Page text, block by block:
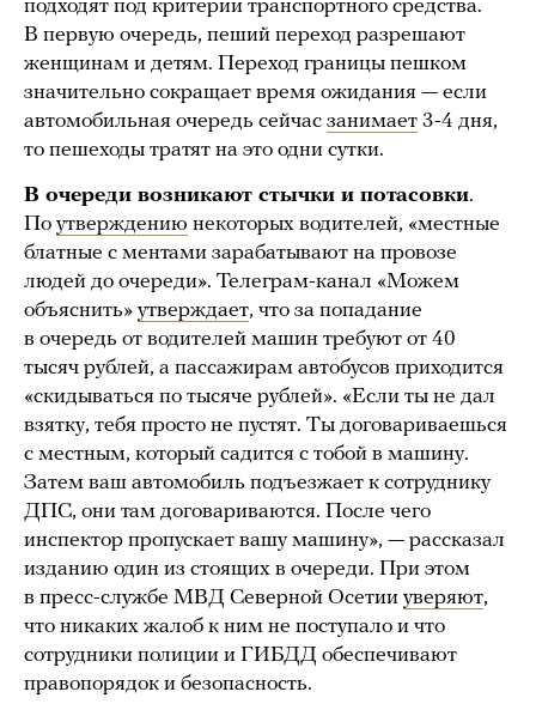
подходят под критерии транспортного средства.
В первую очередь, пеший переход разрешают
женщинам и детям. Переход границы пешком
значительно сокращает время ожидания — если
автомобильная очередь сейчас занимает 3-4 дня,
то пешеходы тратят на это одни сутки.
В очереди возникают стычки и потасовки.
По утверждению некоторых водителей, «местные
блатные с ментами зарабатывают на провозе
людей до очереди». Телеграм-канал «Можем
объяснить» утверждает, что за попадание
в очередь от водителей машин требуют от 40
тысяч рублей, а пассажирам автобусов приходится
«скидываться по тысяче рублей». «Если ты не дал
взятку, тебя просто не пустят. Ты договариваешься
с местным, который садится с тобой в машину.
Затем ваш автомобиль подъезжает к сотруднику
ДПС, они там договариваются. После чего
инспектор пропускает вашу машину», — рассказал
изданию один из стоящих в очереди. При этом
в пресс-службе МВД Северной Осетии уверяют,
что никаких жалоб к ним не поступало и что
сотрудники полиции и ГИБДД обеспечивают
правопорядок и безопасность.